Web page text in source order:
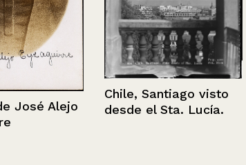
Alejo
Chile, Santiago visto
desde el Sta. Lucía.